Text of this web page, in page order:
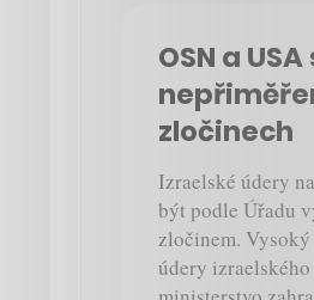
OSN a
zločinech
Izraelské údery
být podle Úřadu
zločinem. Vysoký
údery